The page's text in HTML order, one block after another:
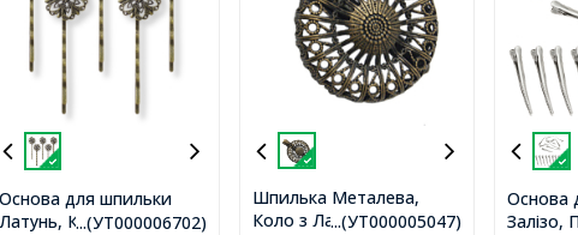
...(УТ000006702)
Основа для шпильки
Латунь, Квітка, Колір:
...(УТ000005047)
Шпилька Металева,
Коло з Латуні, Колір:
Основа
Залізо,